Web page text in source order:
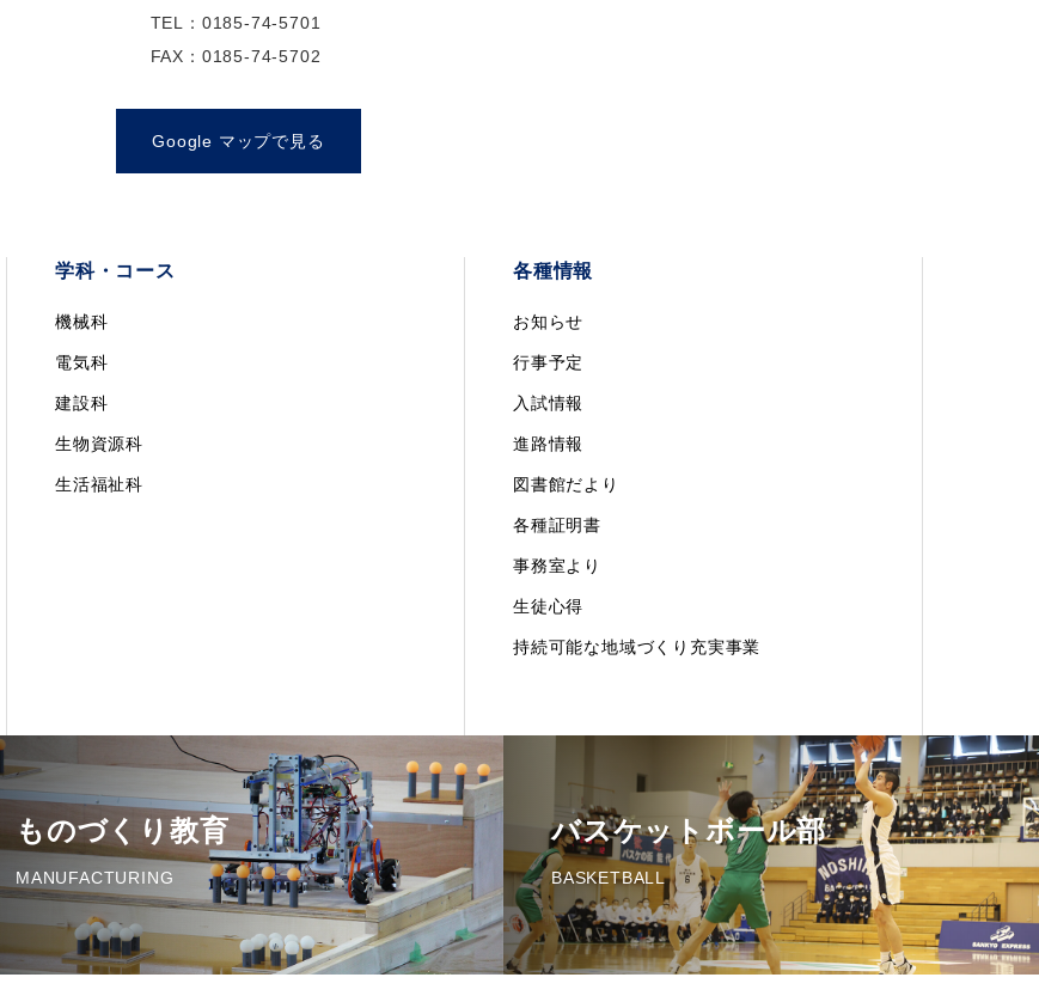
TEL：0185-74-5701
FAX：0185-74-5702
Google マップで見る
学科・コース
機械科
電気科
建設科
生物資源科
生活福祉科
各種情報
お知らせ
行事予定
入試情報
進路情報
図書館だより
各種証明書
事務室より
生徒心得
持続可能な地域づくり充実事業
ものづくり教育
MANUFACTURING
バスケットボール部
BASKETBALL